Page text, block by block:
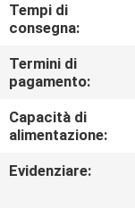
NOTIZIE
TUTTI
Tempi di
consegna:
Termini di
pagamento:
Capacità di
alimentazione:
Evidenziare: